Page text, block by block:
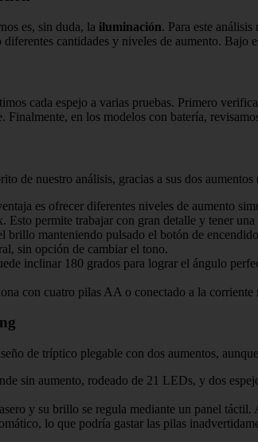
es, sin duda, la iluminación. Para este
cantidades y niveles de aumento. Bajo
cada espejo a varias pruebas. Primero
Finalmente, en los modelos con batería,
de nuestro análisis, gracias a sus dos
es ofrecer diferentes niveles de aumento
Esto permite trabajar con gran detalle y tener
brillo manteniendo pulsado el botón de
sin opción de cambiar el tono.
inclinar 180 grados para lograr el ángulo
con cuatro pilas AA o conectado a la
de tríptico plegable con dos aumentos,
sin aumento, rodeado de 21 LEDs, y dos
y su brillo se regula mediante un panel
lo que podría gastar las pilas